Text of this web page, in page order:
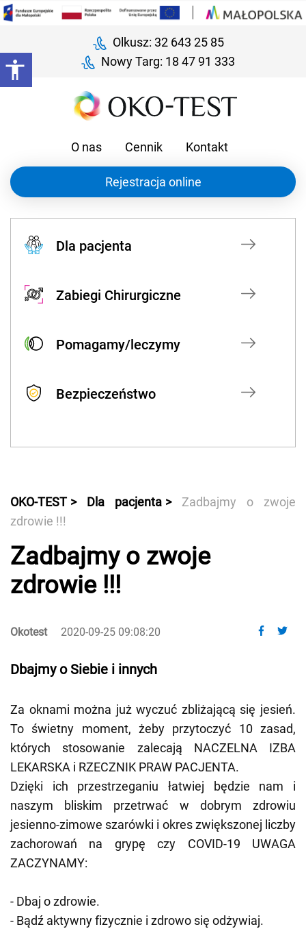
Olkusz: 32 643 25 85
Nowy Targ: 18 47 91 333
O nas Cennik Kontakt
Rejestracja online
Dla pacjenta
Zabiegi Chirurgiczne
Pomagamy/leczymy
Bezpieczeństwo
OKO-TEST Dla pacjenta
Zadbajmy o zwoje
zdrowie !!!
Zadbajmy o zwoje
zdrowie !!!
Okotest 2020-09-25 09:08:20
Dbajmy o Siebie i innych
Za oknami można już wyczuć zbliżającą się jesień.
To świetny moment, żeby przytoczyć 10 zasad,
których stosowanie zalecają NACZELNA IZBA
LEKARSKA i RZECZNIK PRAW PACJENTA.
Dzięki ich przestrzeganiu łatwiej będzie nam i
naszym bliskim przetrwać w dobrym zdrowiu
jesienno-zimowe szarówki i okres zwiększonej liczby
zachorowań na grypę czy COVID-19 UWAGA
ZACZYNAMY:
- Dbaj o zdrowie.
- Bądź aktywny fizycznie i zdrowo się odżywiaj.